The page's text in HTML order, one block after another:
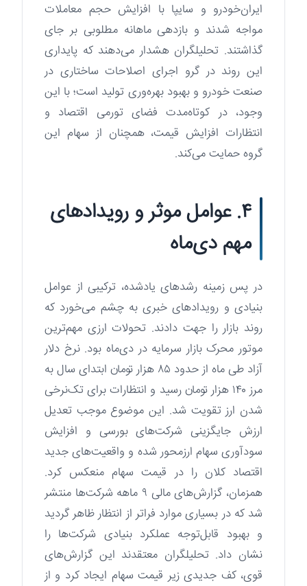
ایران‌خودرو و سایپا با افزایش حجم معاملات
مواجه شدند و بازدهی ماهانه مطلوبی بر جای
گذاشتند. تحلیلگران هشدار می‌دهند که پایداری
این روند در گرو اجرای اصلاحات ساختاری در
صنعت خودرو و بهبود بهره‌وری تولید است؛ با این
وجود، در کوتاه‌مدت فضای تورمی اقتصاد و
انتظارات افزایش قیمت، همچنان از سهام این
گروه حمایت می‌کند.
۴. عوامل موثر و رویدادهای
مهم دی‌ماه
در پس زمینه رشدهای یادشده، ترکیبی از عوامل
بنیادی و رویدادهای خبری به چشم می‌خورد که
روند بازار را جهت دادند. تحولات ارزی مهم‌ترین
موتور محرک بازار سرمایه در دی‌ماه بود. نرخ دلار
آزاد طی ماه از حدود ۸۵ هزار تومان ابتدای سال به
مرز ۱۴۰ هزار تومان رسید و انتظارات برای تک‌نرخی
شدن ارز تقویت شد. این موضوع موجب تعدیل
ارزش جایگزینی شرکت‌های بورسی و افزایش
سودآوری سهام ارزمحور شده و واقعیت‌های جدید
اقتصاد کلان را در قیمت سهام منعکس کرد.
همزمان، گزارش‌های مالی ۹ ماهه شرکت‌ها منتشر
شد که در بسیاری موارد فراتر از انتظار ظاهر گردید
و بهبود قابل‌توجه عملکرد بنیادی شرکت‌ها را
نشان داد. تحلیلگران معتقدند این گزارش‌های
قوی، کف جدیدی زیر قیمت سهام ایجاد کرد و از